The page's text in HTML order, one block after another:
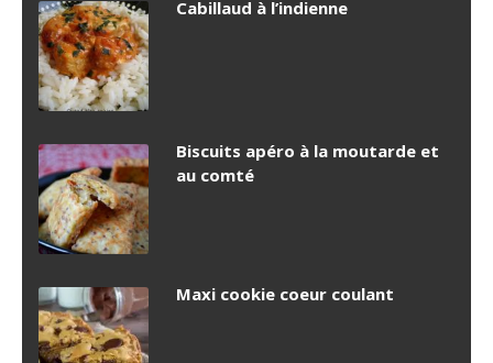
Cabillaud à l’indienne
Biscuits apéro à la moutarde et
au comté
Maxi cookie coeur coulant